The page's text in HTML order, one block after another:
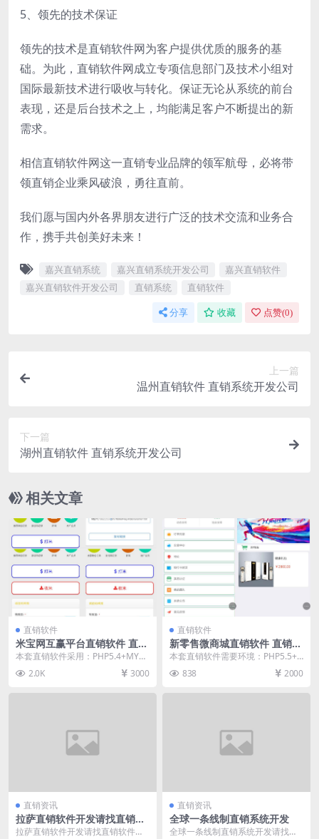
5、领先的技术保证
领先的技术是直销软件网为客户提供优质的服务的基
础。为此，直销软件网成立专项信息部门及技术小组对
国际最新技术进行吸收与转化。保证无论从系统的前台
表现，还是后台技术之上，均能满足客户不断提出的新
需求。
相信直销软件网这一直销专业品牌的领军航母，必将带
领直销企业乘风破浪，勇往直前。
我们愿与国内外各界朋友进行广泛的技术交流和业务合
作，携手共创美好未来！
嘉兴直销系统 嘉兴直销系统开发公司
嘉兴直销软件
嘉兴直销软件开发公司
直销系统 直销软件
分享 收藏 点赞(0)
上一篇
温州直销软件 直销系统开发公司
下一篇
湖州直销软件 直销系统开发公司
相关文章
直销软件
米宝网互赢平台直销软件 直销
系统 直销管理软件
本套直销软件采用：PHP5.4+MYS
QL开发，是一套米宝网互赢平台直
销软件，可...
2.0K 3000
直销软件
新零售微商城直销软件 直销系
统 直销管理软件
本套直销软件需要环境：PHP5.5+
MYSQL，是一套新零售微商城直销
软件，可以...
838 2000
直销资讯
拉萨直销软件开发请找直销软
件网
拉萨直销软件开发请找直销软件
直销资讯
全球一条线制直销系统开发
全球一条线制直销系统开发请找直